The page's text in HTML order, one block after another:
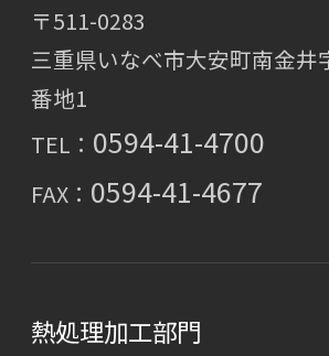
〒511-0283
三重県いなべ市大安町南金井
番地1
TEL： 0594-41-4700
FAX： 0594-41-4677
熱処理加工部門